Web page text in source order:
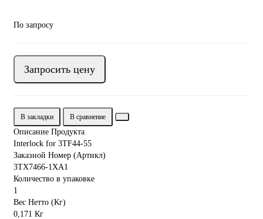
По запросу
Запросить цену
В закладки В сравнение
Описание Продукта
Interlock for 3TF44-55
Заказной Номер (Артикл)
3TX7466-1XA1
Количество в упаковке
1
Вес Нетто (Кг)
0,171 Кг